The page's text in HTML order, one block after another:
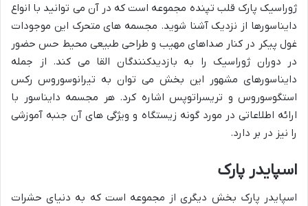
ژوراسیک پارک قلب تپنده مجموعه است که در آن می توانید با انواع
دایناسورها از نزدیک آشنا شوید. مجسمه های متحرک این موجودات
غول پیکر در کنار صداهای مهیب و طراحی طبیعی محیط حس حضور
در دوران ژوراسیک را به بازدیدکنندگان القا می کند. از جمله
دایناسورهای مشهور این بخش می توان به تیرانوسوروس رکس
استگوسوروس و تریسراتوپس اشاره کرد. هر مجسمه دایناسور با
ارائه اطلاعاتی در مورد گونه زیستگاه و ویژگی های آن جنبه آموزشی
را نیز در بر دارد.
اسپایدر پارک
اسپایدر پارک بخش دیگری از مجموعه است که به دنیای حشرات